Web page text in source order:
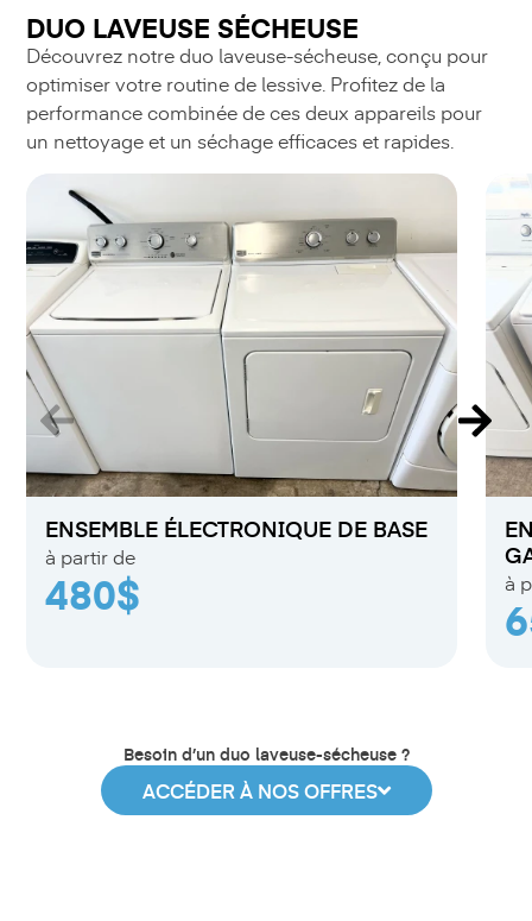
DUO LAVEUSE SÉCHEUSE
Découvrez notre duo laveuse-sécheuse, conçu pour
optimiser votre routine de lessive. Profitez de la
performance combinée de ces deux appareils pour
un nettoyage et un séchage efficaces et rapides.
ENSEMBLE ÉLECTRONIQUE DE BASE
à partir de
480$ à
Besoin d’un duo laveuse-sécheuse ?
ACCÉDER À NOS OFFRES